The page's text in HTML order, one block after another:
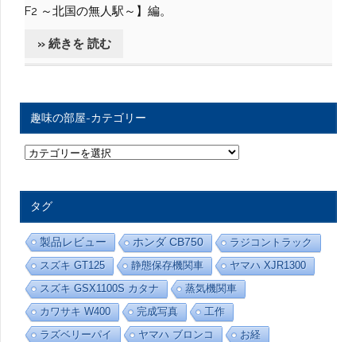
F2 ～北国の無人駅～】編。
» 続きを 読む
趣味の部屋-カテゴリー
趣
味
屋
カ
テ
ゴ
リ
ー
タグ
製品レビュー ホンダ CB750
ラジコントラック
スズキ GT125
静態保存機関車
ヤマハ XJR1300
スズキ GSX1100S カタナ
蒸気機関車
カワサキ W400
完成写真
工作
ラズベリーパイ
ヤマハ ブロンコ お経